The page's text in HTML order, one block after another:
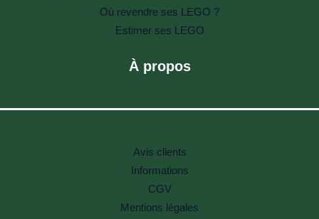
Où revendre ses LEGO ?
Estimer ses LEGO
À propos
Avis clients
Informations
CGV
Mentions légales